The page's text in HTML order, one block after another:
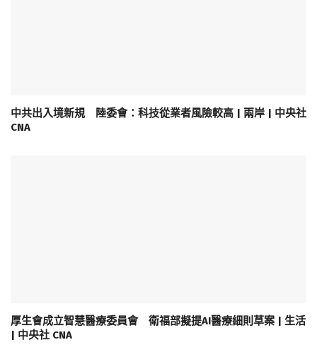
中共出入境新規 陸委會：科技從業者風險較高 | 兩岸 | 中央社
CNA
厚生會成立智慧醫療委員會 衛福部擬提AI醫療細則草案 | 生活
| 中央社 CNA